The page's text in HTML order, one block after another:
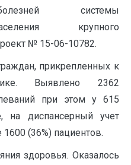
системы
крупного
№ 15-06-10782.
прикрепленных к
Выявлено 2362
при этом у 615
на диспансерный учет
(36%) пациентов.
здоровья. Оказалось